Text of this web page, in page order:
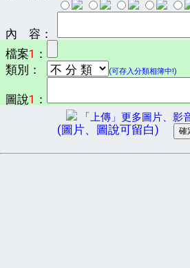
內 容：
檔案1 ：
類別：
(可存入分類相簿中!)
圖說1 ：
「上傳」更多圖片、影
(圖片、圖說可留白)